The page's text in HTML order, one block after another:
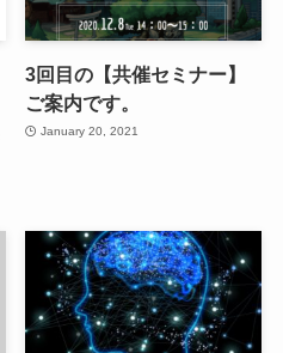
3回目の【共催セミナー】
ご案内です。
January 20, 2021